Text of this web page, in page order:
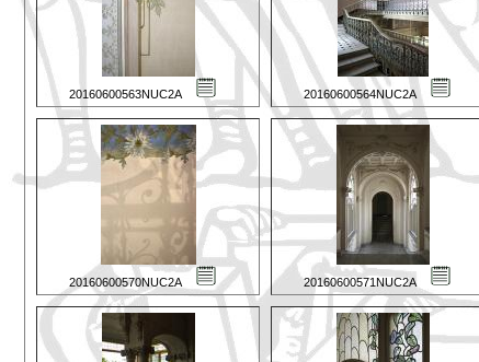
20160600563NUC2A 20160600564NUC2A
20160600570NUC2A 20160600571NUC2A